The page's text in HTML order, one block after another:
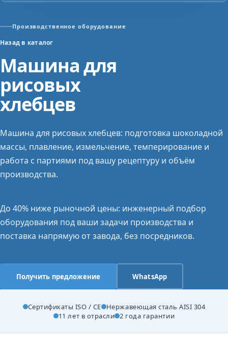
Производственное оборудование
Назад в каталог
Машина для
рисовых
хлебцев
Машина для рисовых хлебцев: подготовка шоколадной
массы, плавление, измельчение, темперирование и
работа с партиями под вашу рецептуру и объём
производства.
До 40% ниже рыночной цены: инженерный подбор
оборудования под ваши задачи производства и
поставка напрямую от завода, без посредников.
Получить предложение WhatsApp
Сертификаты ISO / CE
Нержавеющая сталь AISI 304
11 лет в отрасли 2 года гарантии